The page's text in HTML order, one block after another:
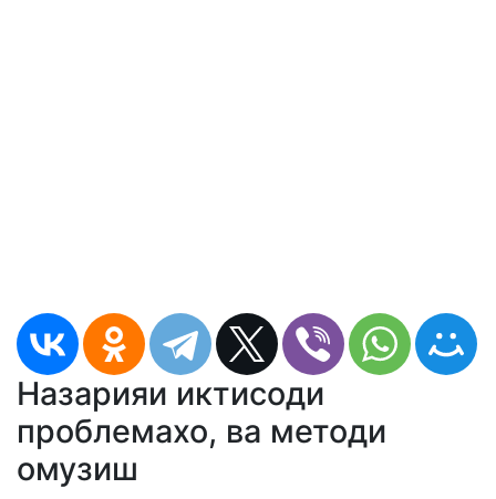
Назарияи иктисоди
проблемахо, ва методи
омузиш